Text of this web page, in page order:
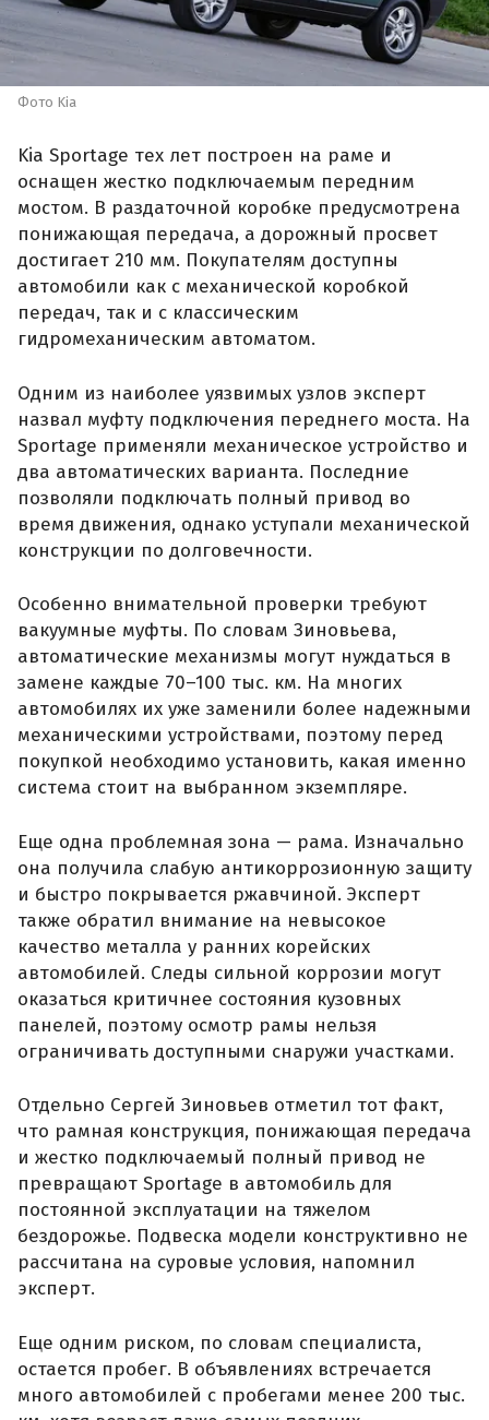
Фото Kia
Kia Sportage тех лет построен на раме и
оснащен жестко подключаемым передним
мостом. В раздаточной коробке предусмотрена
понижающая передача, а дорожный просвет
достигает 210 мм. Покупателям доступны
автомобили как с механической коробкой
передач, так и с классическим
гидромеханическим автоматом.
Одним из наиболее уязвимых узлов эксперт
назвал муфту подключения переднего моста. На
Sportage применяли механическое устройство и
два автоматических варианта. Последние
позволяли подключать полный привод во
время движения, однако уступали механической
конструкции по долговечности.
Особенно внимательной проверки требуют
вакуумные муфты. По словам Зиновьева,
автоматические механизмы могут нуждаться в
замене каждые 70–100 тыс. км. На многих
автомобилях их уже заменили более надежными
механическими устройствами, поэтому перед
покупкой необходимо установить, какая именно
система стоит на выбранном экземпляре.
Еще одна проблемная зона — рама. Изначально
она получила слабую антикоррозионную защиту
и быстро покрывается ржавчиной. Эксперт
также обратил внимание на невысокое
качество металла у ранних корейских
автомобилей. Следы сильной коррозии могут
оказаться критичнее состояния кузовных
панелей, поэтому осмотр рамы нельзя
ограничивать доступными снаружи участками.
Отдельно Сергей Зиновьев отметил тот факт,
что рамная конструкция, понижающая передача
и жестко подключаемый полный привод не
превращают Sportage в автомобиль для
постоянной эксплуатации на тяжелом
бездорожье. Подвеска модели конструктивно не
рассчитана на суровые условия, напомнил
эксперт.
Еще одним риском, по словам специалиста,
остается пробег. В объявлениях встречается
много автомобилей с пробегами менее 200 тыс.